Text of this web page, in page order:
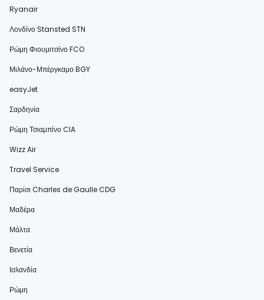
Ryanair
Λονδίνο Stansted STN
Ρώμη Φιουμιτσίνο FCO
Μιλάνο-Μπέργκαμο BGY
easyJet
Σαρδηνία
Ρώμη Τσιαμπίνο CIA
Wizz Air
Travel Service
Παρίσι Charles de Gaulle CDG
Μαδέρα
Μάλτα
Βενετία
Ισλανδία
Ρώμη